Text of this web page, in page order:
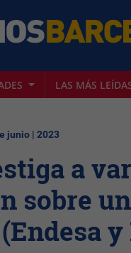
LAS MÁS
junio | 2023
a
sobre